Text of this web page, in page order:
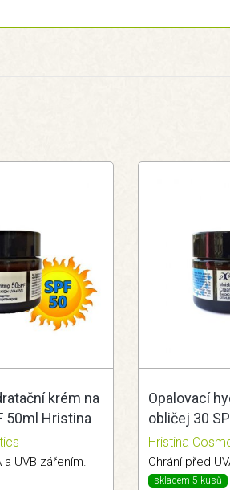
krém na
50ml Hristina
a UVB zářením.
Opalovací
obličej 30
Hristina
Chrání před
skladem 5 kusů